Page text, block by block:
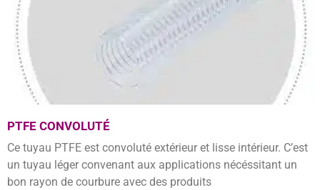
PTFE CONVOLUTÉ
Ce tuyau PTFE est convoluté extérieur et lisse intérieur. C’est
un tuyau léger convenant aux applications nécéssitant un
bon rayon de courbure avec des produits